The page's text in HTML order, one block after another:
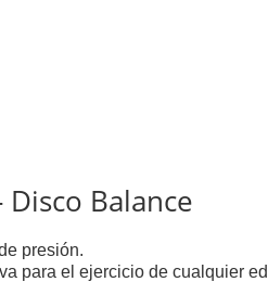
Balance
presión.
para el ejercicio de cualquier